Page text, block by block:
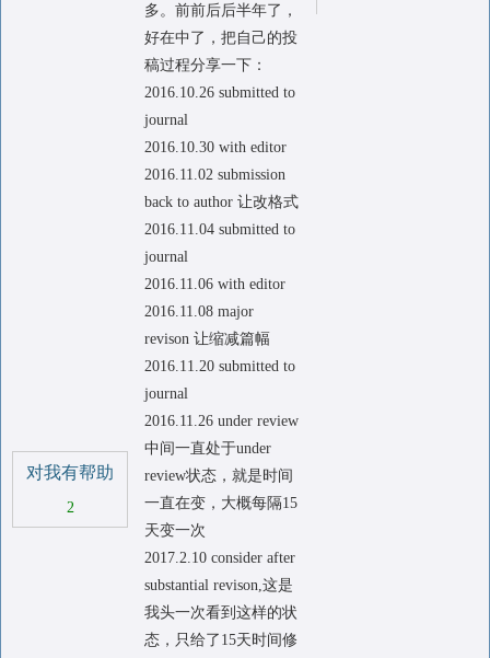
对我有帮助
2
多。前前后后半年了，
好在中了，把自己的投
稿过程分享一下：
2016.10.26 submitted to
journal
2016.10.30 with editor
2016.11.02 submission
back to author 让改格式
2016.11.04 submitted to
journal
2016.11.06 with editor
2016.11.08 major
revison 让缩减篇幅
2016.11.20 submitted to
journal
2016.11.26 under review
中间一直处于under
review状态，就是时间
一直在变，大概每隔15
天变一次
2017.2.10 consider after
substantial revison,这是
我头一次看到这样的状
态，只给了15天时间修